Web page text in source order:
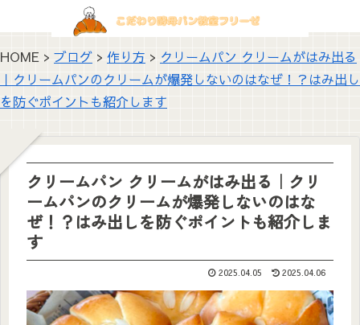
HOME > ブログ > 作り方 > クリームパン クリームがはみ出る
｜クリームパンのクリームが爆発しないのはなぜ！？はみ出し
を防ぐポイントも紹介します
クリームパン クリームがはみ出る｜クリ
ームパンのクリームが爆発しないのはな
ぜ！？はみ出しを防ぐポイントも紹介しま
す
2025.04.05 2025.04.06